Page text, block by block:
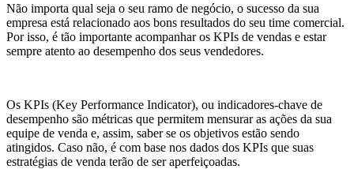
Não importa qual seja o seu ramo de negócio, o sucesso da sua
empresa está relacionado aos bons resultados do seu time comercial.
Por isso, é tão importante acompanhar os KPIs de vendas e estar
sempre atento ao desempenho dos seus vendedores.
Os KPIs (Key Performance Indicator), ou indicadores-chave de
desempenho são métricas que permitem mensurar as ações da sua
equipe de venda e, assim, saber se os objetivos estão sendo
atingidos. Caso não, é com base nos dados dos KPIs que suas
estratégias de venda terão de ser aperfeiçoadas.